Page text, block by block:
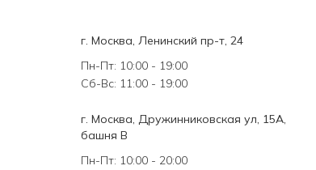
г. Москва, Ленинский пр-т, 24
Пн-Пт: 10:00 - 19:00
Сб-Вс: 11:00 - 19:00
г. Москва, Дружинниковская ул, 15А,
башня В
Пн-Пт: 10:00 - 20:00